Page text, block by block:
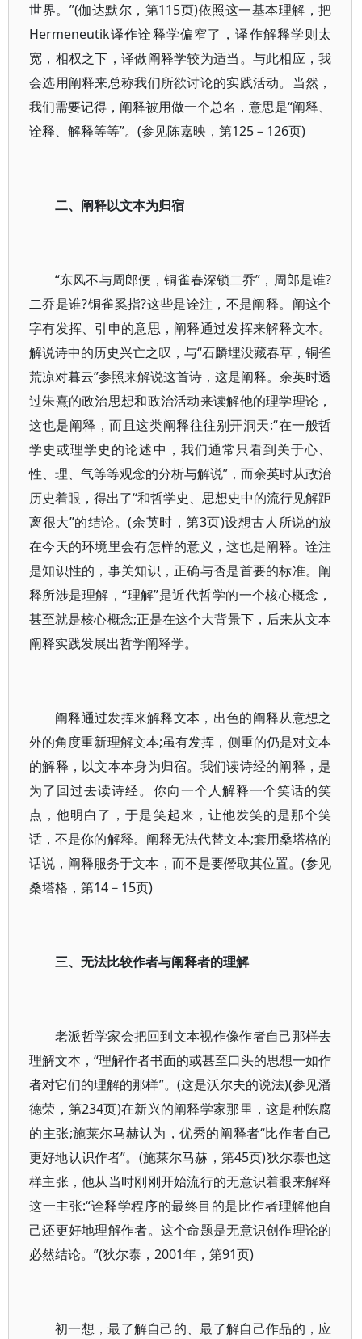
世界。”(伽达默尔，第115页)依照这一基本理解，把
Hermeneutik译作诠释学偏窄了，译作解释学则太
宽，相权之下，译做阐释学较为适当。与此相应，我
会选用阐释来总称我们所欲讨论的实践活动。当然，
我们需要记得，阐释被用做一个总名，意思是“阐释、
诠释、解释等等”。(参见陈嘉映，第125－126页)
二、阐释以文本为归宿
“东风不与周郎便，铜雀春深锁二乔”，周郎是谁?
二乔是谁?铜雀奚指?这些是诠注，不是阐释。阐这个
字有发挥、引申的意思，阐释通过发挥来解释文本。
解说诗中的历史兴亡之叹，与“石麟埋没藏春草，铜雀
荒凉对暮云”参照来解说这首诗，这是阐释。余英时透
过朱熹的政治思想和政治活动来读解他的理学理论，
这也是阐释，而且这类阐释往往别开洞天:“在一般哲
学史或理学史的论述中，我们通常只看到关于心、
性、理、气等等观念的分析与解说”，而余英时从政治
历史着眼，得出了“和哲学史、思想史中的流行见解距
离很大”的结论。(余英时，第3页)设想古人所说的放
在今天的环境里会有怎样的意义，这也是阐释。诠注
是知识性的，事关知识，正确与否是首要的标准。阐
释所涉是理解，“理解”是近代哲学的一个核心概念，
甚至就是核心概念;正是在这个大背景下，后来从文本
阐释实践发展出哲学阐释学。
阐释通过发挥来解释文本，出色的阐释从意想之
外的角度重新理解文本;虽有发挥，侧重的仍是对文本
的解释，以文本本身为归宿。我们读诗经的阐释，是
为了回过去读诗经。你向一个人解释一个笑话的笑
点，他明白了，于是笑起来，让他发笑的是那个笑
话，不是你的解释。阐释无法代替文本;套用桑塔格的
话说，阐释服务于文本，而不是要僭取其位置。(参见
桑塔格，第14－15页)
三、无法比较作者与阐释者的理解
老派哲学家会把回到文本视作像作者自己那样去
理解文本，“理解作者书面的或甚至口头的思想一如作
者对它们的理解的那样”。(这是沃尔夫的说法)(参见潘
德荣，第234页)在新兴的阐释学家那里，这是种陈腐
的主张;施莱尔马赫认为，优秀的阐释者“比作者自己
更好地认识作者”。(施莱尔马赫，第45页)狄尔泰也这
样主张，他从当时刚刚开始流行的无意识着眼来解释
这一主张:“诠释学程序的最终目的是比作者理解他自
己还更好地理解作者。这个命题是无意识创作理论的
必然结论。”(狄尔泰，2001年，第91页)
初一想，最了解自己的、最了解自己作品的，应